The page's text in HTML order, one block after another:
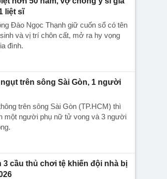
liệt sĩ
Đào Ngọc Thạnh giữ cuốn sổ có tên
và vị trí chôn cất, mở ra hy vọng
đình.
trên sông Sài Gòn, 1 người
trên sông Sài Gòn (TP.HCM) thì
một người phụ nữ tử vong và 3 người
3 cầu thủ chơi tệ khiến đội nhà bị